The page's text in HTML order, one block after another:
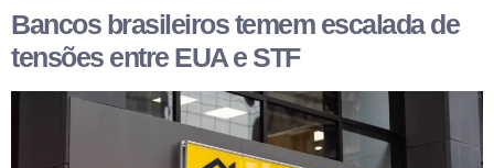
Bancos brasileiros temem escalada de
tensões entre EUA e STF